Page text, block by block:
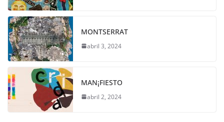
MONTSERRAT
abril 3, 2024
MAN¡FIESTO
abril 2, 2024